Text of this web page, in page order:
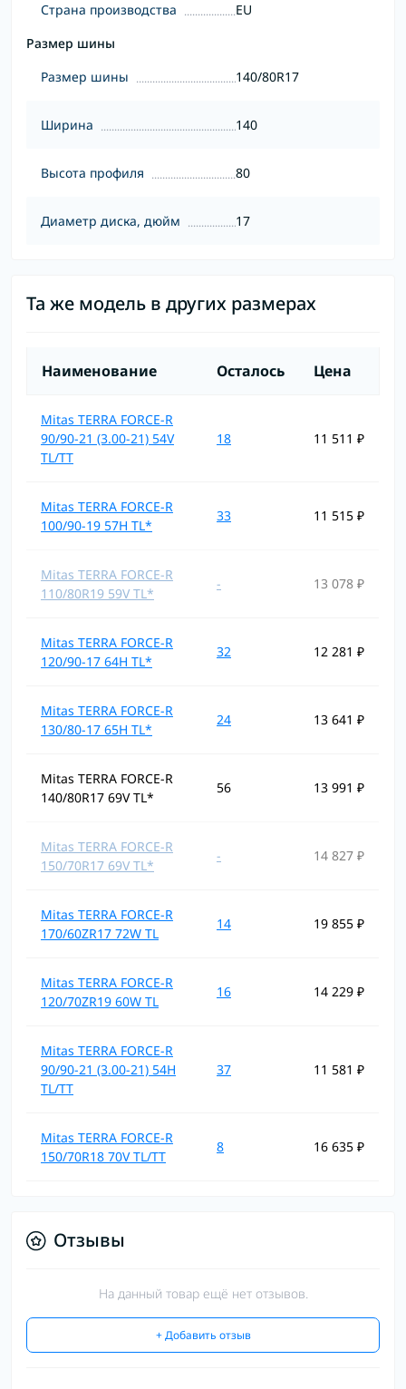
Страна производства
EU
Размер шины
Размер шины
140/80R17
Ширина 140
Высота профиля 80
Диаметр диска, дюйм 17
Та же модель в других размерах
Наименование Осталось Цена
Mitas TERRA FORCE-R
90/90-21 (3.00-21) 54V
TL/TT
18 11 511 ₽
Mitas TERRA FORCE-R
100/90-19 57H TL*
33 11 515 ₽
Mitas TERRA FORCE-R
110/80R19 59V TL*
- 13 078 ₽
Mitas TERRA FORCE-R
120/90-17 64H TL*
32 12 281 ₽
Mitas TERRA FORCE-R
130/80-17 65H TL*
24 13 641 ₽
Mitas TERRA FORCE-R
140/80R17 69V TL*
56 13 991 ₽
Mitas TERRA FORCE-R
150/70R17 69V TL*
- 14 827 ₽
Mitas TERRA FORCE-R
170/60ZR17 72W TL
14 19 855 ₽
Mitas TERRA FORCE-R
120/70ZR19 60W TL
16 14 229 ₽
Mitas TERRA FORCE-R
90/90-21 (3.00-21) 54H
TL/TT
37 11 581 ₽
Mitas TERRA FORCE-R
150/70R18 70V TL/TT
8 16 635 ₽
Отзывы
На данный товар ещё нет отзывов.
+ Добавить отзыв